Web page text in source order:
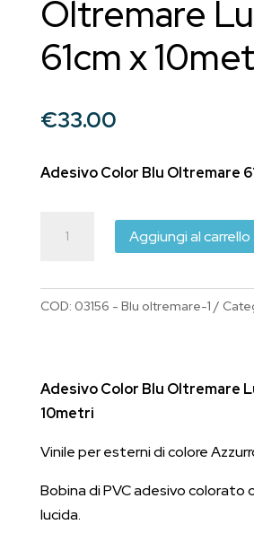
Oltremare
61cm x
€33.00
Adesivo Color Blu Oltremare
Color
Oltremare
10metri
quantità
Aggiungi al carrello
COD: 03156 - Blu oltremare-1
Adesivo Color Blu Oltremare
10metri
Vinile per esterni di colore
Bobina di PVC adesivo colorato
lucida.